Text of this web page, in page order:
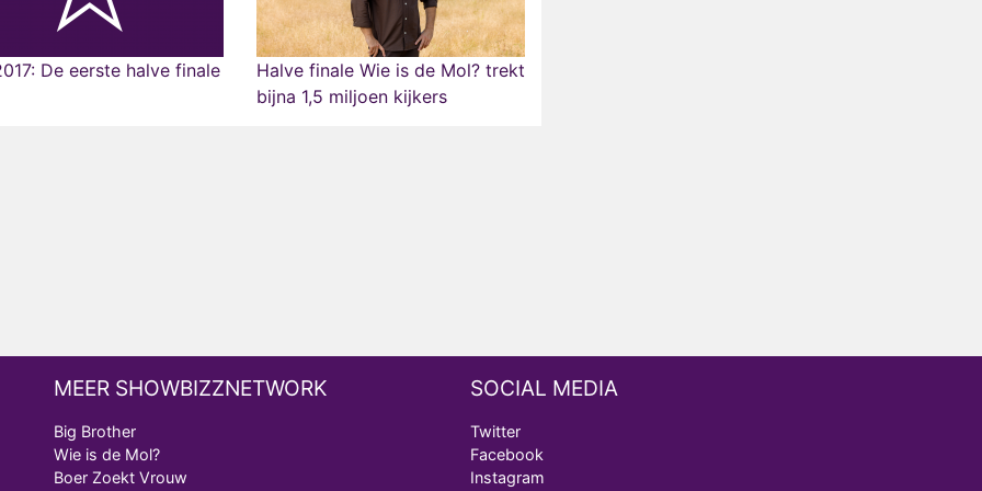
De eerste halve finale
Halve finale Wie is de Mol? trekt
bijna 1,5 miljoen kijkers
MEER SHOWBIZZNETWORK
Big Brother
Wie is de Mol?
Boer Zoekt Vrouw
SOCIAL MEDIA
Twitter
Facebook
Instagram